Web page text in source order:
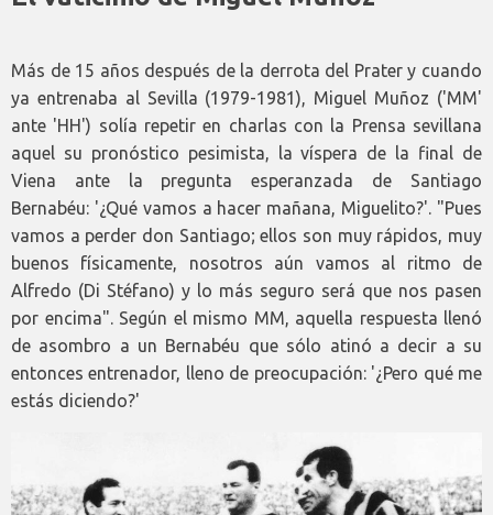
Más de 15 años después de la derrota del Prater y cuando
ya entrenaba al Sevilla (1979-1981), Miguel Muñoz ('MM'
ante 'HH') solía repetir en charlas con la Prensa sevillana
aquel su pronóstico pesimista, la víspera de la final de
Viena ante la pregunta esperanzada de Santiago
Bernabéu: '¿Qué vamos a hacer mañana, Miguelito?'. "Pues
vamos a perder don Santiago; ellos son muy rápidos, muy
buenos físicamente, nosotros aún vamos al ritmo de
Alfredo (Di Stéfano) y lo más seguro será que nos pasen
por encima". Según el mismo MM, aquella respuesta llenó
de asombro a un Bernabéu que sólo atinó a decir a su
entonces entrenador, lleno de preocupación: '¿Pero qué me
estás diciendo?'